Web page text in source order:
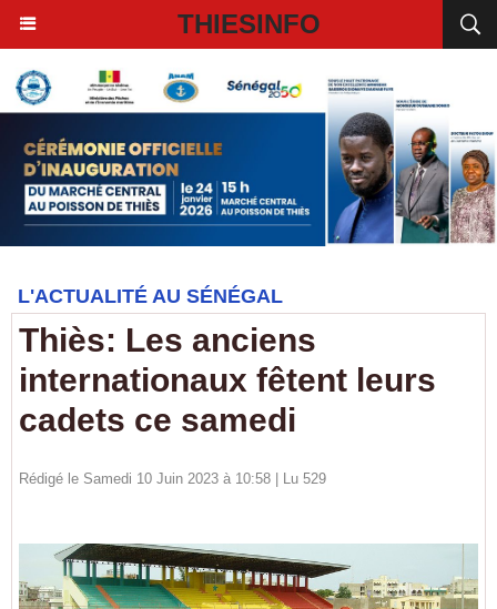
THIESINFO
L'ACTUALITÉ AU SÉNÉGAL
Thiès: Les anciens
internationaux fêtent leurs
cadets ce samedi
Rédigé le Samedi 10 Juin 2023 à 10:58 | Lu 529